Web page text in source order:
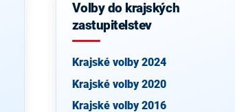
Volby do krajských
zastupitelstev
Krajské volby 2024
Krajské volby 2020
Krajské volby 2016